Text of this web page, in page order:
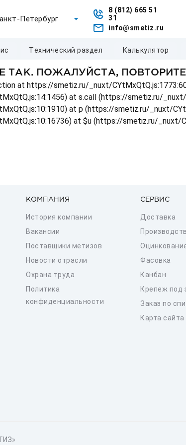
Петербург
8 (812) 665 51
31
info@smetiz.ru
технический раздел калькулятор
ТАК. ПОЖАЛУЙСТА,
at https://smetiz.ru/_nuxt/
at s.call (https://smetiz.ru/
at p (https://smetiz.ru/_nuxt/
at $u (https://smetiz.ru/_nuxt/
КОМПАНИЯ
История компании
Вакансии
Поставщики метизов
Новости отрасли
Охрана труда
Политика
конфиденциальности
СЕРВИС
Доставка
Фасовка
Канбан
Крепеж под
Заказ по
Карта сайта